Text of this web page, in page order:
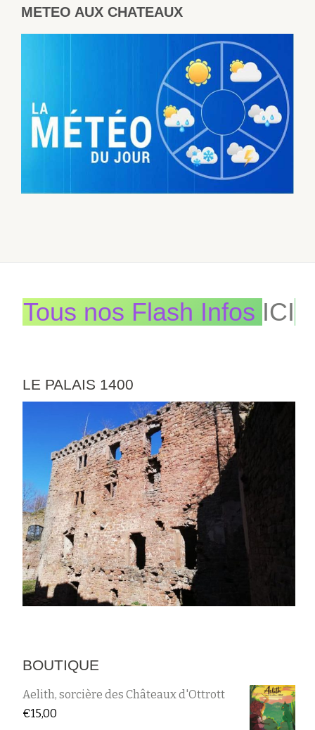
METEO AUX CHATEAUX
Tous nos Flash Infos ICI
LE PALAIS 1400
BOUTIQUE
Aelith, sorcière des Châteaux d'Ottrott
€15,00